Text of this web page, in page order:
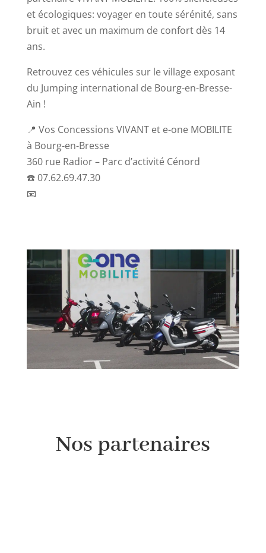
et écologiques: voyager en toute sérénité, sans
bruit et avec un maximum de confort dès 14
ans.
Retrouvez ces véhicules sur le village exposant
du Jumping international de Bourg-en-Bresse-
Ain !
📍 Vos Concessions VIVANT et e-one MOBILITE
à Bourg-en-Bresse
360 rue Radior – Parc d’activité Cénord
☎️ 07.62.69.47.30
📧
Nos partenaires